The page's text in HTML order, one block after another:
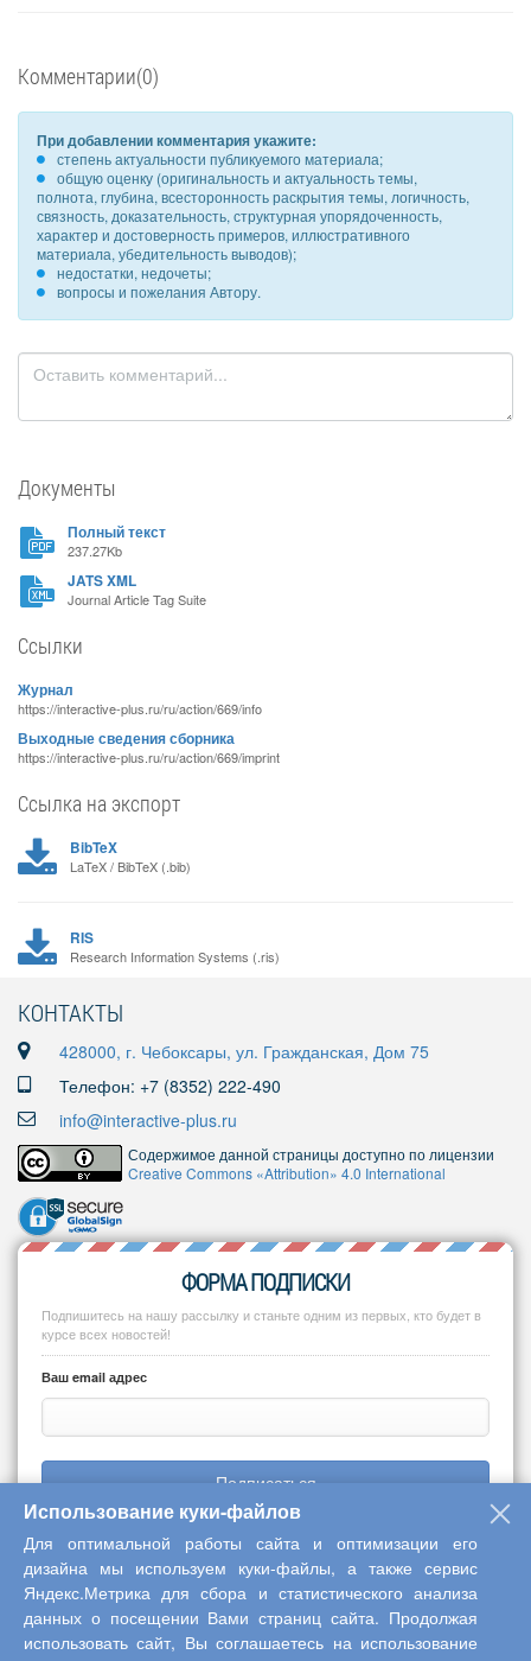
Комментарии(0)
При добавлении комментария укажите:
степень актуальности публикуемого материала;
общую оценку (оригинальность и актуальность темы,
полнота, глубина, всесторонность раскрытия темы, логичность,
связность, доказательность, структурная упорядоченность,
характер и достоверность примеров, иллюстративного
материала, убедительность выводов);
недостатки, недочеты;
вопросы и пожелания Автору.
Документы
Полный текст
237.27Kb
JATS XML
Journal Article Tag Suite
Ссылки
Журнал
https://interactive-plus.ru/ru/action/669/info
Выходные сведения сборника
https://interactive-plus.ru/ru/action/669/imprint
Ссылка на экспорт
BibTeX
LaTeX / BibTeX (.bib)
RIS
Research Information Systems (.ris)
КОНТАКТЫ
428000, г. Чебоксары, ул. Гражданская, Дом 75
Телефон: +7 (8352) 222-490
info@interactive-plus.ru
Содержимое данной страницы доступно по лицензии
Creative Commons «Attribution» 4.0 International
ФОРМА ПОДПИСКИ
Подпишитесь на нашу рассылку и станьте одним из первых, кто будет в
курсе всех новостей!
Ваш email адрес
Подписаться
Copyright © 2013-2026 Центр научного сотрудничества «Интерактив
плюс»
Использование куки-файлов
Для оптимальной работы сайта и оптимизации его
дизайна мы используем куки-файлы, а также сервис
Яндекс.Метрика для сбора и статистического анализа
данных о посещении Вами страниц сайта. Продолжая
использовать сайт, Вы соглашаетесь на использование